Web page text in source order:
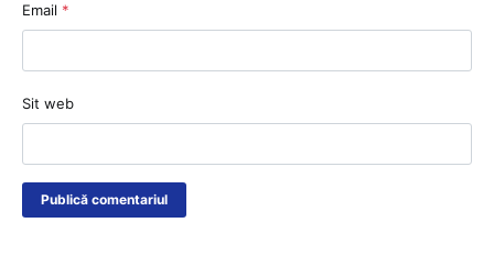
Email *
Sit web